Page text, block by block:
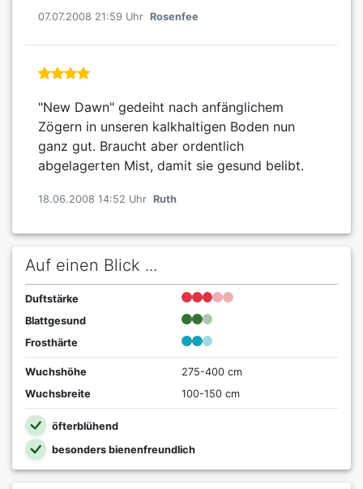
07.07.2008 21:59 Uhr Rosenfee
"New Dawn" gedeiht nach anfänglichem
Zögern in unseren kalkhaltigen Boden nun
ganz gut. Braucht aber ordentlich
abgelagerten Mist, damit sie gesund belibt.
18.06.2008 14:52 Uhr Ruth
Auf einen Blick ...
Duftstärke
Blattgesund
Frosthärte
Wuchshöhe
275-400 cm
Wuchsbreite
100-150 cm
öfterblühend
besonders bienenfreundlich